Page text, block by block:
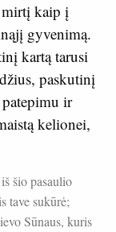
mirtį kaip į
gyvenimą.
kartą tarusi
paskutinį
ir
kelionei,
šio pasaulio
tave sukūrė;
Sūnaus, kuris